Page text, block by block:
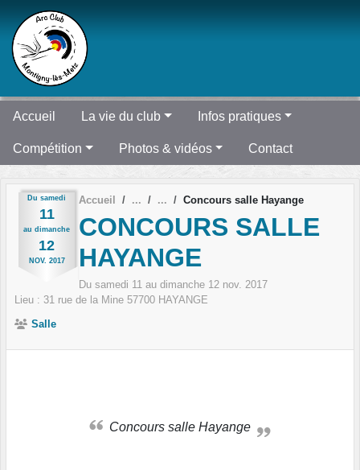
Accueil La vie du club Infos pratiques
Compétition Photos & vidéos Contact
Du samedi
11
au dimanche
12
NOV. 2017
Accueil Concours salle Hayange
CONCOURS SALLE
HAYANGE
Du samedi 11 au dimanche 12 nov. 2017
Lieu : 31 rue de la Mine 57700 HAYANGE
Salle
Concours salle Hayange
Panneau de gestion des cookies